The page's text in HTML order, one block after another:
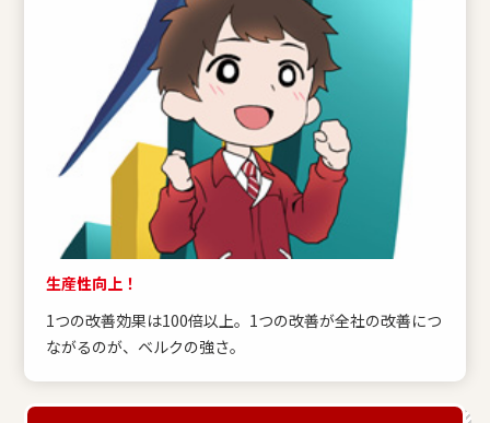
生産性向上！
1つの改善効果は100倍以上。1つの改善が全社の改善につ
ながるのが、ベルクの強さ。